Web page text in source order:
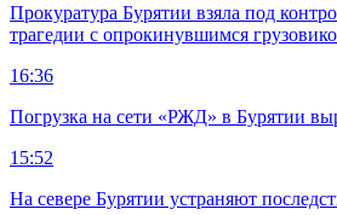
Прокуратура Бурятии взяла под
трагедии с опрокинувшимся
16:36
Погрузка на сети «РЖД» в Бурятии
15:52
На севере Бурятии устраняют